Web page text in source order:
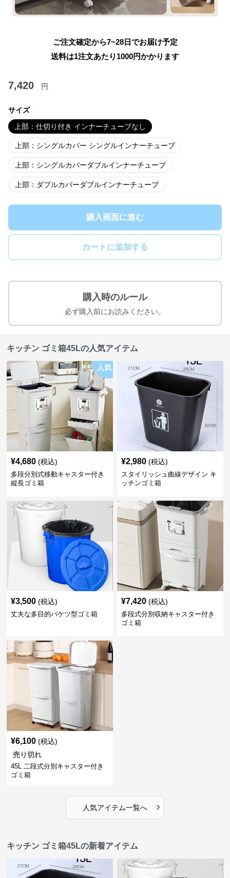
ご注文確定から7~28日でお届け予定
送料は1注文あたり 1000円かかります
7,420 円
サイズ
上部：仕切り付き インナーチューブなし
上部：シングルカバー シングルインナーチューブ
上部：シングルカバーダブルインナーチューブ
上部：ダブルカバーダブルインナーチューブ
購入画面に進む
カートに追加する
購入時のルール
必ず購入前にお読みください。
キッチン ゴミ箱45Lの人気アイテム
人気
¥4,680 (税込)
多段分別式移動キャスター付き
縦長ゴミ箱
¥2,980 (税込)
スタイリッシュ曲線デザイン キ
ッチンゴミ箱
¥3,500 (税込)
丈夫な多目的バケツ型ゴミ箱
¥7,420 (税込)
多段式分別収納キャスター付き
ゴミ箱
¥6,100 (税込)
売り切れ
45L 二段式分別キャスター付き
ゴミ箱
人気アイテム一覧へ ›
キッチン ゴミ箱45Lの新着アイテム